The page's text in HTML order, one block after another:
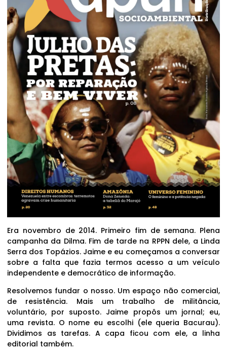
Era novembro de 2014. Primeiro fim de semana. Plena
campanha da Dilma. Fim de tarde na RPPN dele, a Linda
Serra dos Topázios. Jaime e eu começamos a conversar
sobre a falta que fazia termos acesso a um veículo
independente e democrático de informação.
Resolvemos fundar o nosso. Um espaço não comercial,
de resistência. Mais um trabalho de militância,
voluntário, por suposto. Jaime propôs um jornal; eu,
uma revista. O nome eu escolhi (ele queria Bacurau).
Dividimos as tarefas. A capa ficou com ele, a linha
editorial também.